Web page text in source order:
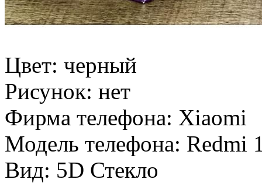
Цвет: черный
Рисунок: нет
Фирма телефона: Xiaomi
Модель телефона: Redmi
Вид: 5D Стекло